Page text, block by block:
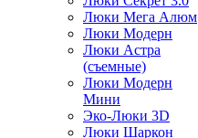
Люки Мега Алюм
Люки Модерн
Люки Астра
(съемные)
Люки Модерн
Мини
Эко-Люки 3D
Люки Шаркон